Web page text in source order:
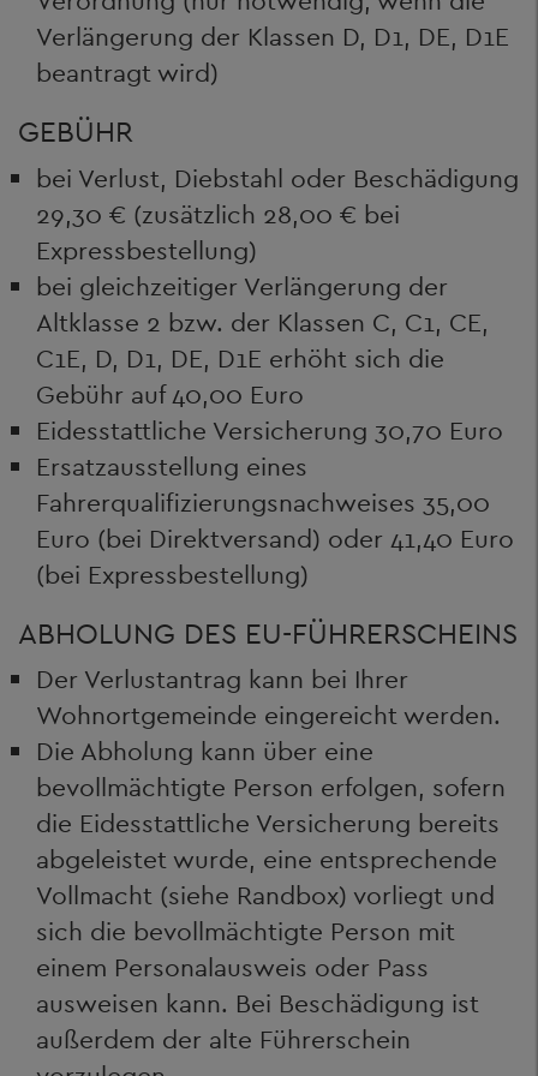
Verlängerung der Klassen D, D1, DE, D1E
beantragt wird)
GEBÜHR
bei Verlust, Diebstahl oder Beschädigung
29,30 € (zusätzlich 28,00 € bei
Expressbestellung)
bei gleichzeitiger Verlängerung der
Altklasse 2 bzw. der Klassen C, C1, CE,
C1E, D, D1, DE, D1E erhöht sich die
Gebühr auf 40,00 Euro
Eidesstattliche Versicherung 30,70 Euro
Ersatzausstellung eines
Fahrerqualifizierungsnachweises 35,00
Euro (bei Direktversand) oder 41,40 Euro
(bei Expressbestellung)
ABHOLUNG DES EU-FÜHRERSCHEINS
Der Verlustantrag kann bei Ihrer
Wohnortgemeinde eingereicht werden.
Die Abholung kann über eine
bevollmächtigte Person erfolgen, sofern
die Eidesstattliche Versicherung bereits
abgeleistet wurde, eine entsprechende
Vollmacht (siehe Randbox) vorliegt und
sich die bevollmächtigte Person mit
einem Personalausweis oder Pass
ausweisen kann. Bei Beschädigung ist
außerdem der alte Führerschein